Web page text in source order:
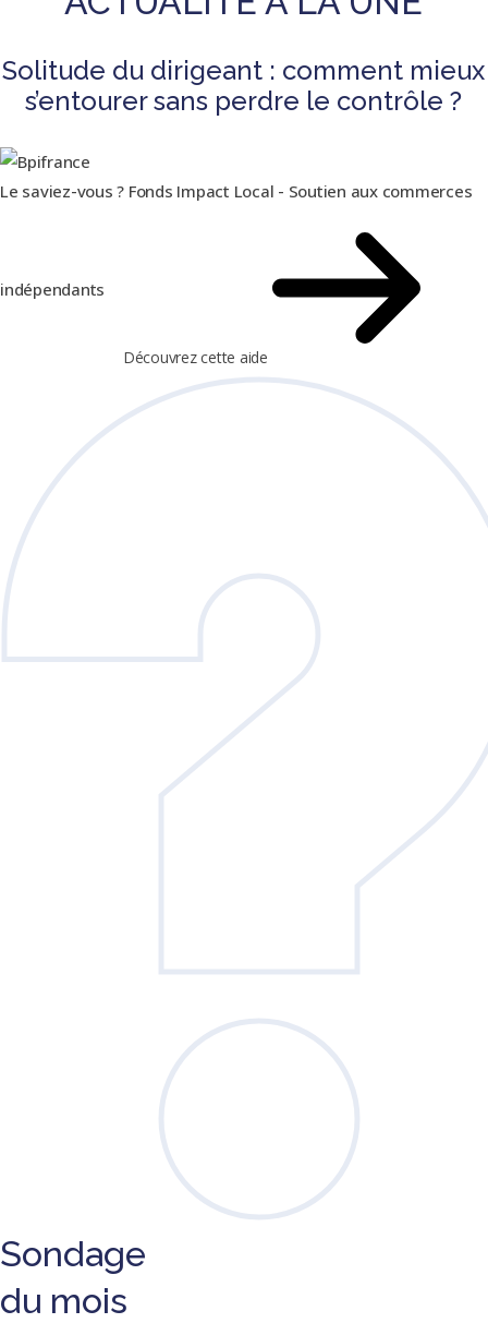
Solitude du dirigeant : comment mieux
s’entourer sans perdre le contrôle ?
Le saviez-vous ? Fonds Impact Local - Soutien aux commerces
indépendants
Découvrez cette aide
Sondage
du mois